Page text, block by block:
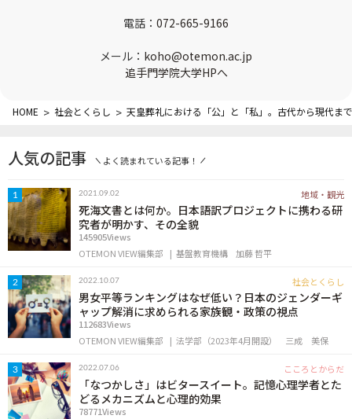
電話： 072-665-9166
メール： koho@otemon.ac.jp
追手門学院大学HPへ
HOME > 社会とくらし > 天皇葬礼における「公」と「私」。古代から現代ま
人気の記事 よく読まれている記事！
1 2021.09.02 地域・観光
死海文書とは何か。日本語訳プロジェクトに携わる研
究者が明かす、その全貌
145905Views
OTEMON VIEW編集部
基盤教育機構 加藤 哲平
2 2022.10.07 社会とくらし
男女平等ランキングはなぜ低い？日本のジェンダーギ
ャップ解消に求められる家族観・政策の視点
112683Views
OTEMON VIEW編集部
法学部（2023年4月開設） 三成 美保
3 2022.07.06 こころとからだ
「なつかしさ」はビタースイート。記憶心理学者とた
どるメカニズムと心理的効果
78771Views